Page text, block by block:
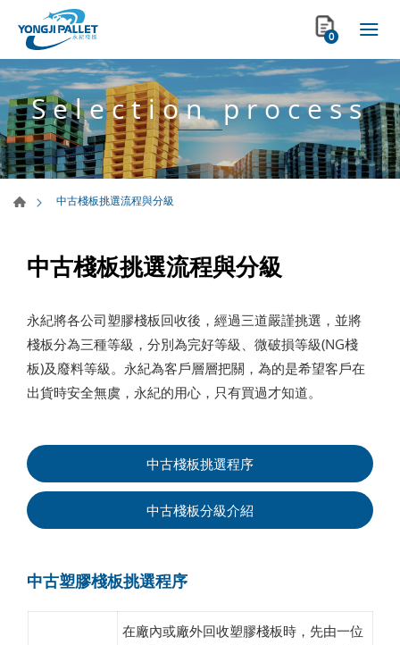
0
Selection process
中古棧板挑選流程與分級
中古棧板挑選流程與分級
永紀將各公司塑膠棧板回收後，經過三道嚴謹挑選，並將
棧板分為三種等級，分別為完好等級、微破損等級(NG棧
板)及廢料等級。永紀為客戶層層把關，為的是希望客戶在
出貨時安全無虞，永紀的用心，只有買過才知道。
中古棧板挑選程序
中古棧板分級介紹
中古塑膠棧板挑選程序
在廠內或廠外回收塑膠棧板時，先由一位